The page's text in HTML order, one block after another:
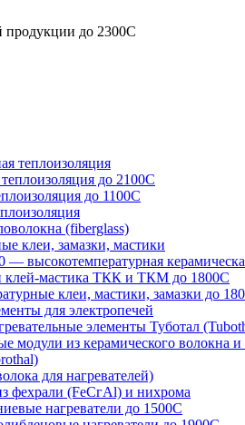
продукции до 2300С
теплоизоляция
до 2100С
до 1100С
(fiberglass)
клеи, замазки, мастики
— высокотемпературная
клей-мастика ТКК и ТКМ до 1800С
клеи, мастики, замазки до
для электропечей
элементы Туботал
модули из керамического волокна
для нагревателей)
фехрали (FеСгАl) и нихрома
нагреватели до 1500С